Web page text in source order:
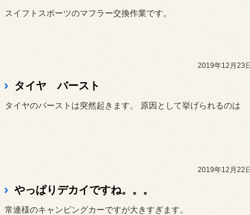
スイフトスポーツのマフラー交換作業です。
2019年12月23
タイヤ バースト
タイヤのバーストは突然起きます。 原因として挙げられるのは
2019年12月22
やっぱりデカイですね。。。
常連様のキャンピングカーですが大きすぎます。